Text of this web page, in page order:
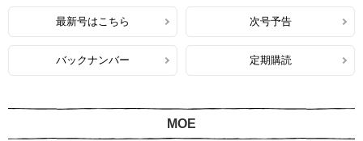
最新号はこちら 次号予告
バックナンバー 定期購読
MOE